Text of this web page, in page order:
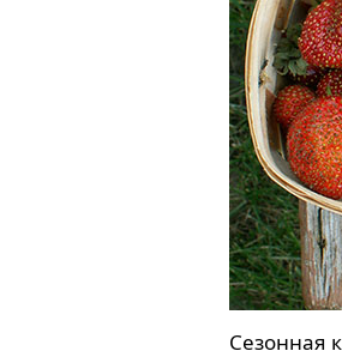
Сезонная